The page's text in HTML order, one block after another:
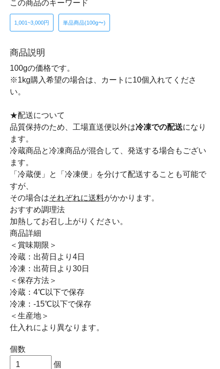
この商品のキーワード
1,001~3,000円 単品商品(100g〜)
商品説明
100gの価格です。
※1kg購入希望の場合は、カートに10個入れてくださ
い。
★配送について
品質保持のため、工場直送便以外は冷凍での配送になり
ます。
冷蔵商品と冷凍商品が混合して、発送する場合もござい
ます。
「冷蔵便」と「冷凍便」を分けて配送することも可能で
すが、
その場合はそれぞれに送料がかかります。
おすすめ調理法
加熱してお召し上がりください。
商品詳細
＜賞味期限＞
冷蔵：出荷日より4日
冷凍：出荷日より30日
＜保存方法＞
冷蔵：4℃以下で保存
冷凍：-15℃以下で保存
＜生産地＞
仕入れにより異なります。
個数
個